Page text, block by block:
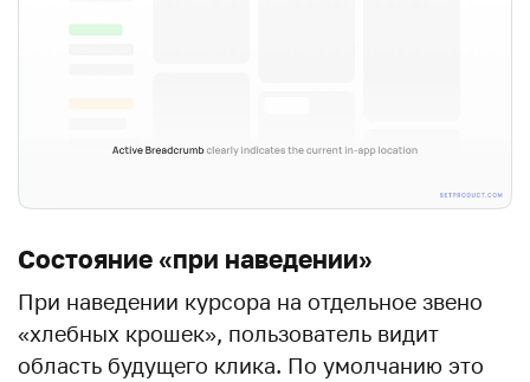
Состояние «при наведении»
При наведении курсора на отдельное звено
«хлебных крошек», пользователь видит
область будущего клика. По умолчанию это